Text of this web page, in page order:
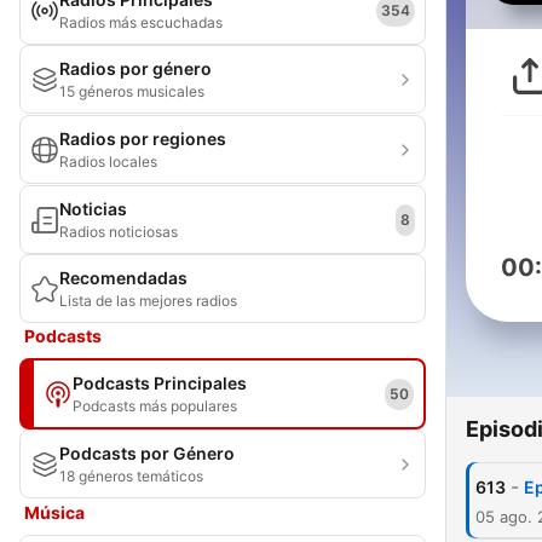
Radios más escuchadas
354
Radios por género
15 géneros musicales
Radios por regiones
Radios locales
Noticias
Radios noticiosas
8
Recomendadas
Lista de las mejores radios
Podcasts
Podcasts Principales
Podcasts más populares
50
Podcasts por Género
18 géneros temáticos
Música
613 -
05 ago.